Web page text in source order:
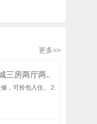
更多>>
三房两厅两..
，可拎包入住。 2.